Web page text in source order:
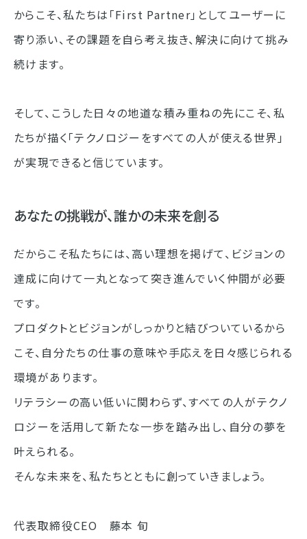
からこそ、私たちは「First Partner」としてユーザーに
寄り添い、その課題を自ら考え抜き、解決に向けて挑み
続けます。
そして、こうした日々の地道な積み重ねの先にこそ、私
たちが描く「テクノロジーをすべての人が使える世界」
が実現できると信じています。
あなたの挑戦が、誰かの未来を創る
だからこそ私たちには、高い理想を掲げて、ビジョンの
達成に向けて一丸となって突き進んでいく仲間が必要
です。
プロダクトとビジョンがしっかりと結びついているから
こそ、自分たちの仕事の意味や手応えを日々感じられる
環境があります。
リテラシーの高い低いに関わらず、すべての人がテクノ
ロジーを活用して新たな一歩を踏み出し、自分の夢を
叶えられる。
そんな未来を、私たちとともに創っていきましょう。
代表取締役CEO 藤本 旬